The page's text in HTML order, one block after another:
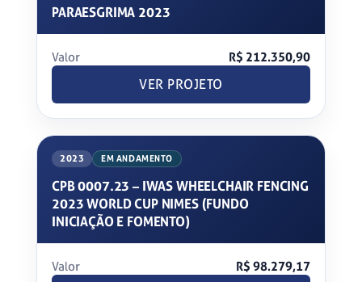
PARAESGRIMA 2023
Valor
R$ 212.350,90
VER PROJETO
2023 EM ANDAMENTO
CPB 0007.23 – IWAS WHEELCHAIR FENCING
2023 WORLD CUP NIMES (FUNDO
INICIAÇÃO E FOMENTO)
Valor
R$ 98.279,17